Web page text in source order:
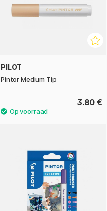
PILOT
Pintor Medium Tip
3.80 €